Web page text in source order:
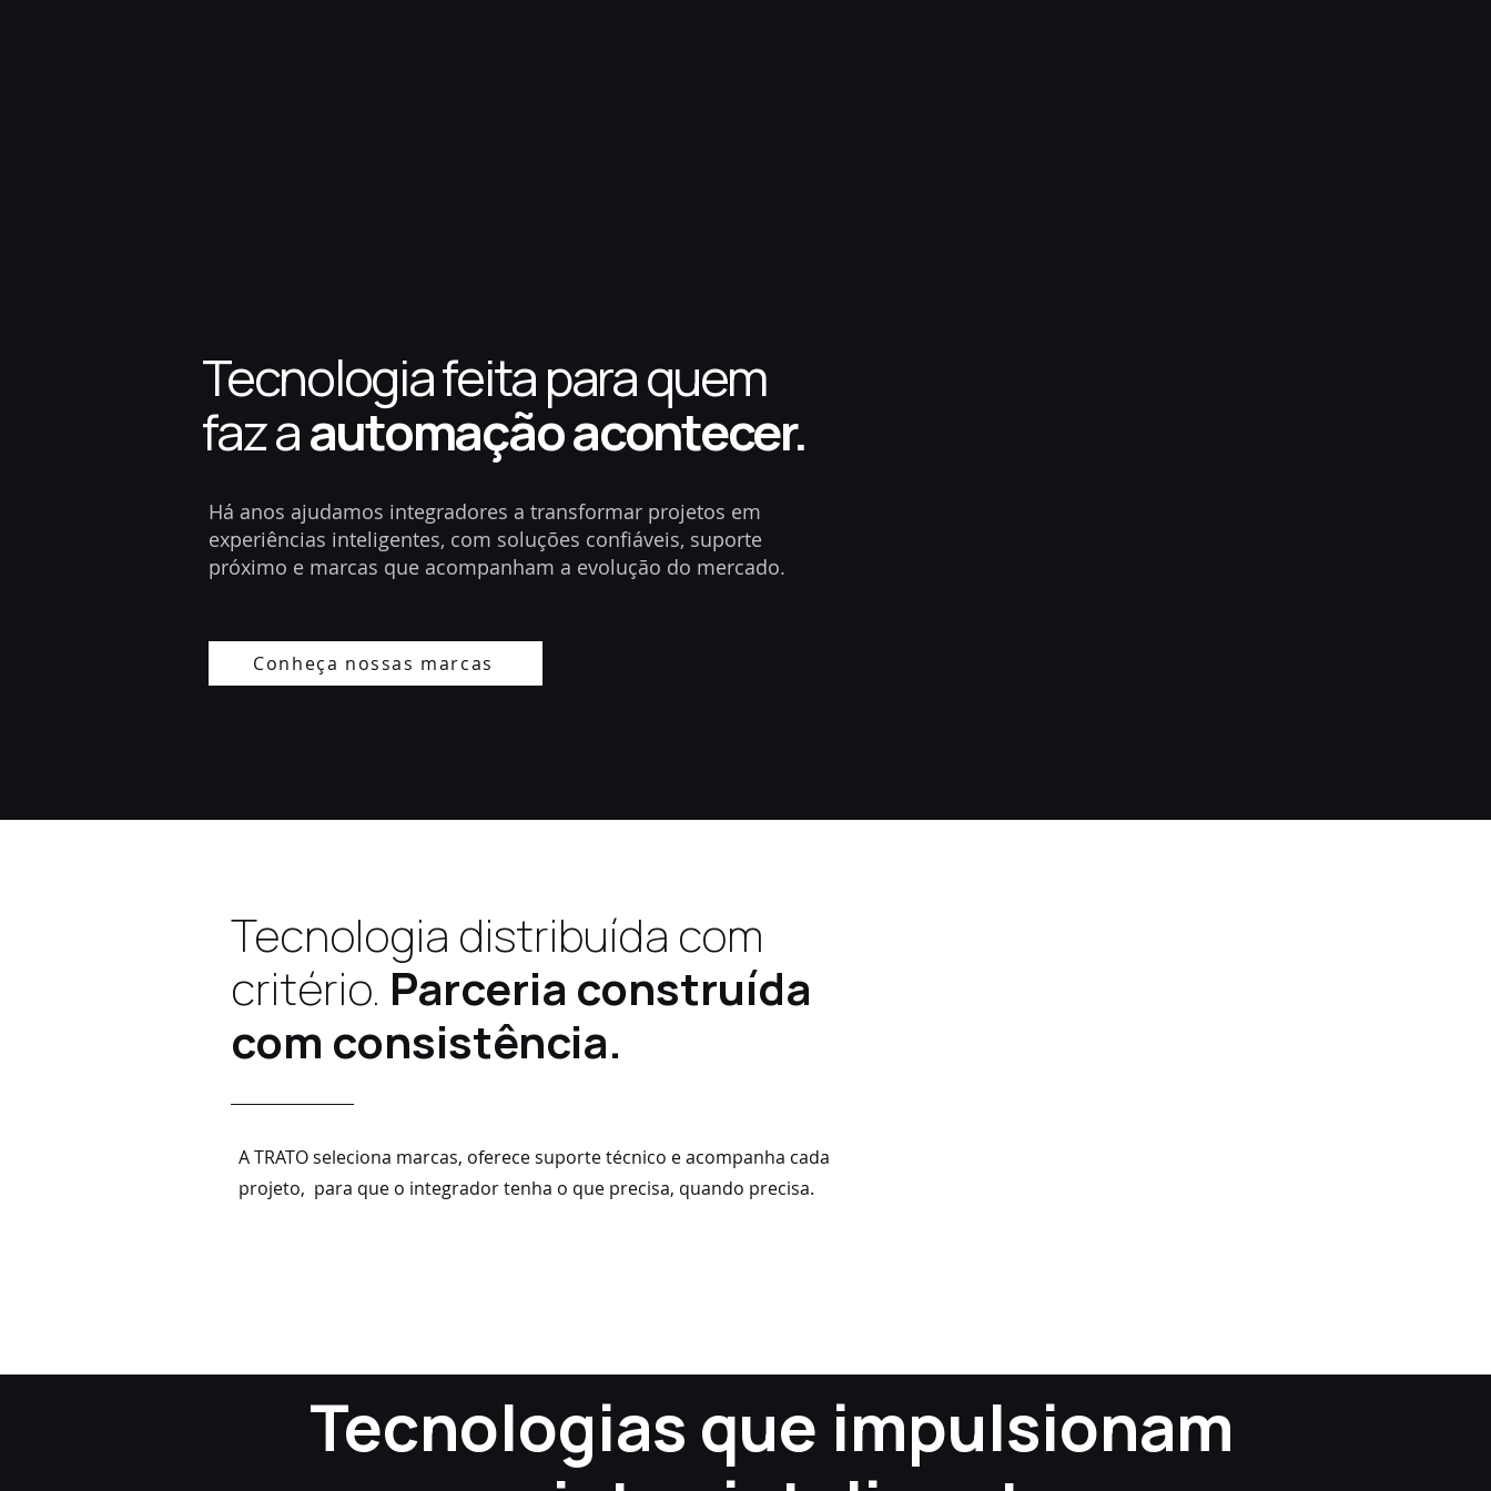
Tecnologia feita paraquem
faz aautomação acontecer.
Há anos ajudamos integradores a transformar projetos em
experiências inteligentes, com soluções confiáveis, suporte
próximo e marcas que acompanham a evolução do mercado.
Conheça nossas marcas
Tecnologia distribuída com
critério. Parceria construída
com consistência.
A TRATO seleciona marcas, oferece suporte técnico e acompanha cada
projeto, para que o integrador tenha o que precisa, quando precisa.
Tecnologias que impulsionam